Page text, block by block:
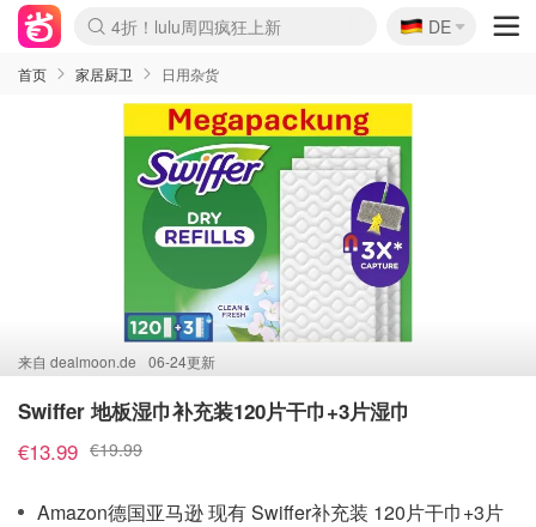
Boticinal 夏促开抢！
4折！lulu周四疯狂上新
还没结束！&OtherStories大促
Joybuy变相75折 随时失效
速领！Stanley独家85折
疑似霸哥！Camper额外叠85折
Zalando 奥莱闪促！每日更新
Moncler反季囤！5折起+叠9折
Coach Brooklyn仅€192
🇩🇪
DE
首页 家居厨卫 日用杂货
来自 dealmoon.de 06-24更新
Swiffer 地板湿巾补充装120片干巾+3片湿巾
€13.99 €19.99
Amazon德国亚马逊 现有 Swiffer补充装 120片干巾+3片